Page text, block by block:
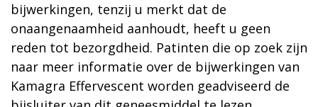
bijwerkingen, tenzij u merkt dat de
onaangenaamheid aanhoudt, heeft u geen
reden tot bezorgdheid. Patinten die op zoek zijn
naar meer informatie over de bijwerkingen van
Kamagra Effervescent worden geadviseerd de